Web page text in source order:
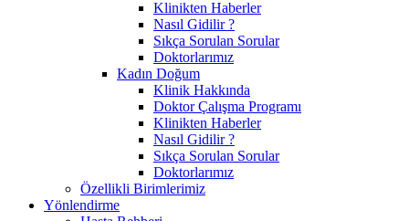
Klinikten Haberler
Nasıl Gidilir ?
Sıkça Sorulan Sorular
Doktorlarımız
Kadın Doğum
Klinik Hakkında
Doktor Çalışma Programı
Klinikten Haberler
Nasıl Gidilir ?
Sıkça Sorulan Sorular
Doktorlarımız
Özellikli Birimlerimiz
Yönlendirme